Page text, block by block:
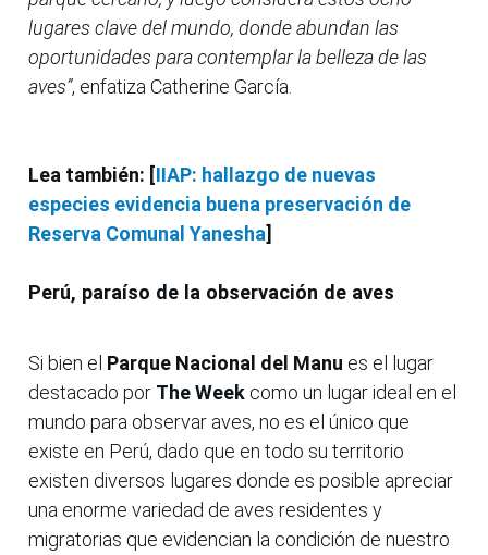
lugares clave del mundo, donde abundan las
oportunidades para contemplar la belleza de las
aves”, enfatiza Catherine García.
Lea también: [IIAP: hallazgo de nuevas
especies evidencia buena preservación de
Reserva Comunal Yanesha]
Perú, paraíso de la observación de aves
Si bien el Parque Nacional del Manu es el lugar
destacado por The Week como un lugar ideal en el
mundo para observar aves, no es el único que
existe en Perú, dado que en todo su territorio
existen diversos lugares donde es posible apreciar
una enorme variedad de aves residentes y
migratorias que evidencian la condición de nuestro